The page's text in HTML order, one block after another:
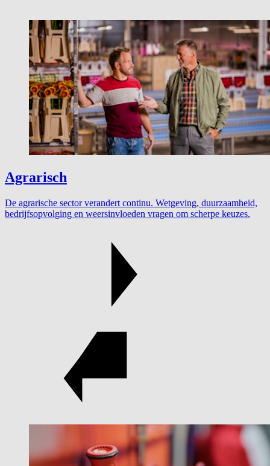
Agrarisch
De agrarische sector verandert continu. Wetgeving, duurzaamheid,
bedrijfsopvolging en weersinvloeden vragen om scherpe keuzes.